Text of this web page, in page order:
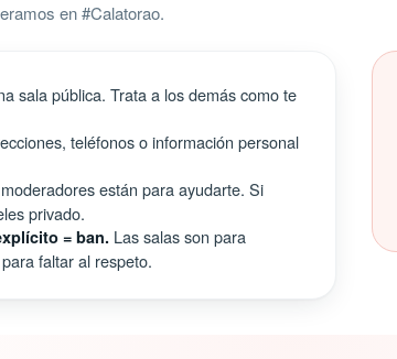
en #Calatorao.
sala pública. Trata a los demás como te
teléfonos o información personal
están para ayudarte. Si
privado.
= ban. Las salas son para
faltar al respeto.